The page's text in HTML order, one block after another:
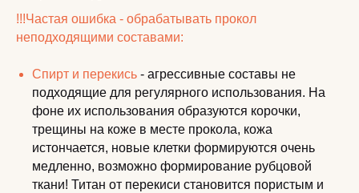
!!!Частая ошибка - обрабатывать прокол
неподходящими составами:
Спирт и перекись - агрессивные составы не
подходящие для регулярного использования. На
фоне их использования образуются корочки,
трещины на коже в месте прокола, кожа
истончается, новые клетки формируются очень
медленно, возможно формирование рубцовой
ткани! Титан от перекиси становится пористым и